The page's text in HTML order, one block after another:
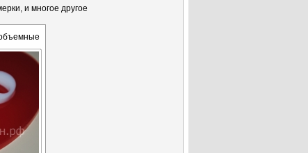
и многое другое